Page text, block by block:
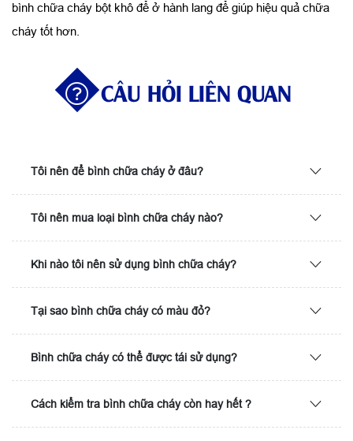
bình chữa cháy bột khô để ở hành lang để giúp hiệu quả chữa
cháy tốt hơn.
CÂU HỎI LIÊN QUAN
Tôi nên để bình chữa cháy ở đâu?
Tôi nên mua loại bình chữa cháy nào?
Khi nào tôi nên sử dụng bình chữa cháy?
Tại sao bình chữa cháy có màu đỏ?
Bình chữa cháy có thể được tái sử dụng?
Cách kiểm tra bình chữa cháy còn hay hết ?